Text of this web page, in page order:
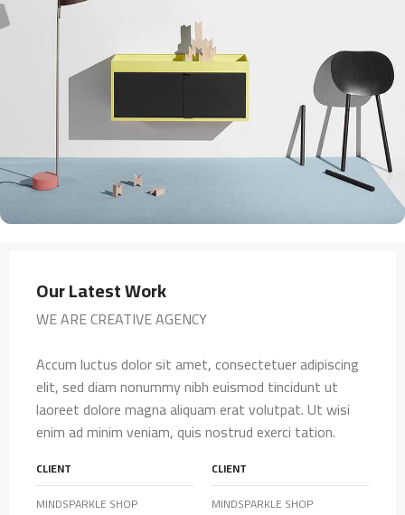
Our Latest Work
WE ARE CREATIVE AGENCY
Accum luctus dolor sit amet, consectetuer adipiscing
elit, sed diam nonummy nibh euismod tincidunt ut
laoreet dolore magna aliquam erat volutpat. Ut wisi
enim ad minim veniam, quis nostrud exerci tation.
CLIENT
MINDSPARKLE SHOP
CLIENT
MINDSPARKLE SHOP